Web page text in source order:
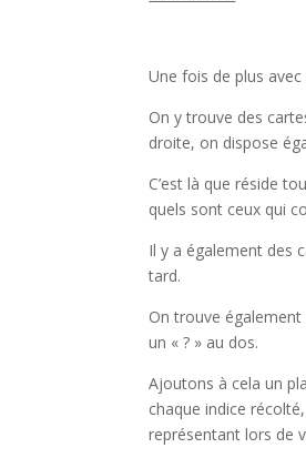
Une fois de plus
On y trouve des
droite, on dispose
C’est là que réside
quels sont ceux qui
Il y a également des
tard.
On trouve
un « ? » au dos.
Ajoutons à cela un
chaque indice
représentant lors de